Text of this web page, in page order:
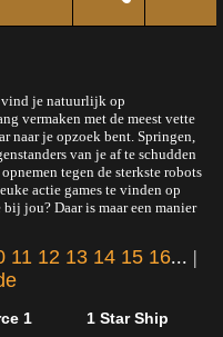
vind je natuurlijk op
vermaken met de meest vette
naar je opzoek bent. Springen,
van je af te schudden
tegen de sterkste robots
actie games te vinden op
jou? Daar is maar een manier
11 12 13 14 15 16... |
1 1 Star Ship